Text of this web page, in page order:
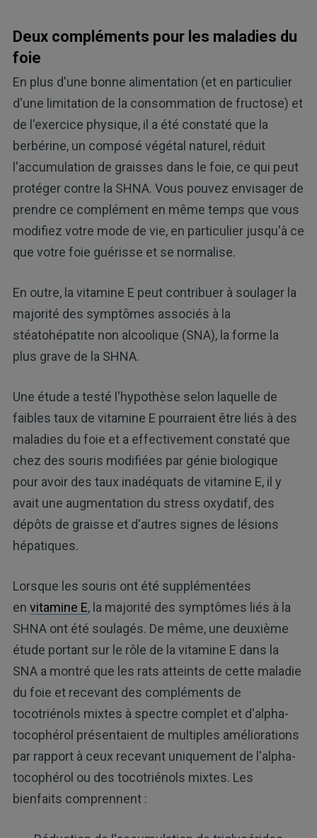
Deux compléments pour les maladies du
foie
En plus d'une bonne alimentation (et en particulier
d'une limitation de la consommation de fructose) et
de l'exercice physique, il a été constaté que la
berbérine, un composé végétal naturel, réduit
l'accumulation de graisses dans le foie, ce qui peut
protéger contre la SHNA. Vous pouvez envisager de
prendre ce complément en même temps que vous
modifiez votre mode de vie, en particulier jusqu'à ce
que votre foie guérisse et se normalise.
En outre, la vitamine E peut contribuer à soulager la
majorité des symptômes associés à la
stéatohépatite non alcoolique (SNA), la forme la
plus grave de la SHNA.
Une étude a testé l'hypothèse selon laquelle de
faibles taux de vitamine E pourraient être liés à des
maladies du foie et a effectivement constaté que
chez des souris modifiées par génie biologique
pour avoir des taux inadéquats de vitamine E, il y
avait une augmentation du stress oxydatif, des
dépôts de graisse et d'autres signes de lésions
hépatiques.
Lorsque les souris ont été supplémentées
en vitamine E, la majorité des symptômes liés à la
SHNA ont été soulagés. De même, une deuxième
étude portant sur le rôle de la vitamine E dans la
SNA a montré que les rats atteints de cette maladie
du foie et recevant des compléments de
tocotriénols mixtes à spectre complet et d'alpha-
tocophérol présentaient de multiples améliorations
par rapport à ceux recevant uniquement de l'alpha-
tocophérol ou des tocotriénols mixtes. Les
bienfaits comprennent :